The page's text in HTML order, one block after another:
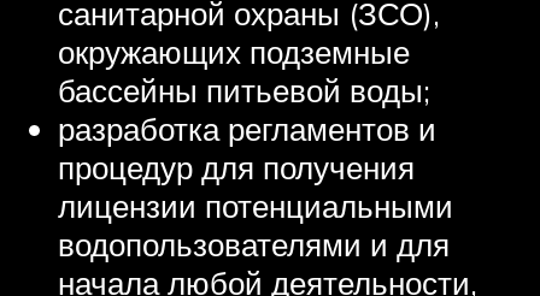
санитарной охраны (ЗСО),
окружающих подземные
бассейны питьевой воды;
разработка регламентов и
процедур для получения
лицензии потенциальными
водопользователями и для
начала любой деятельности,